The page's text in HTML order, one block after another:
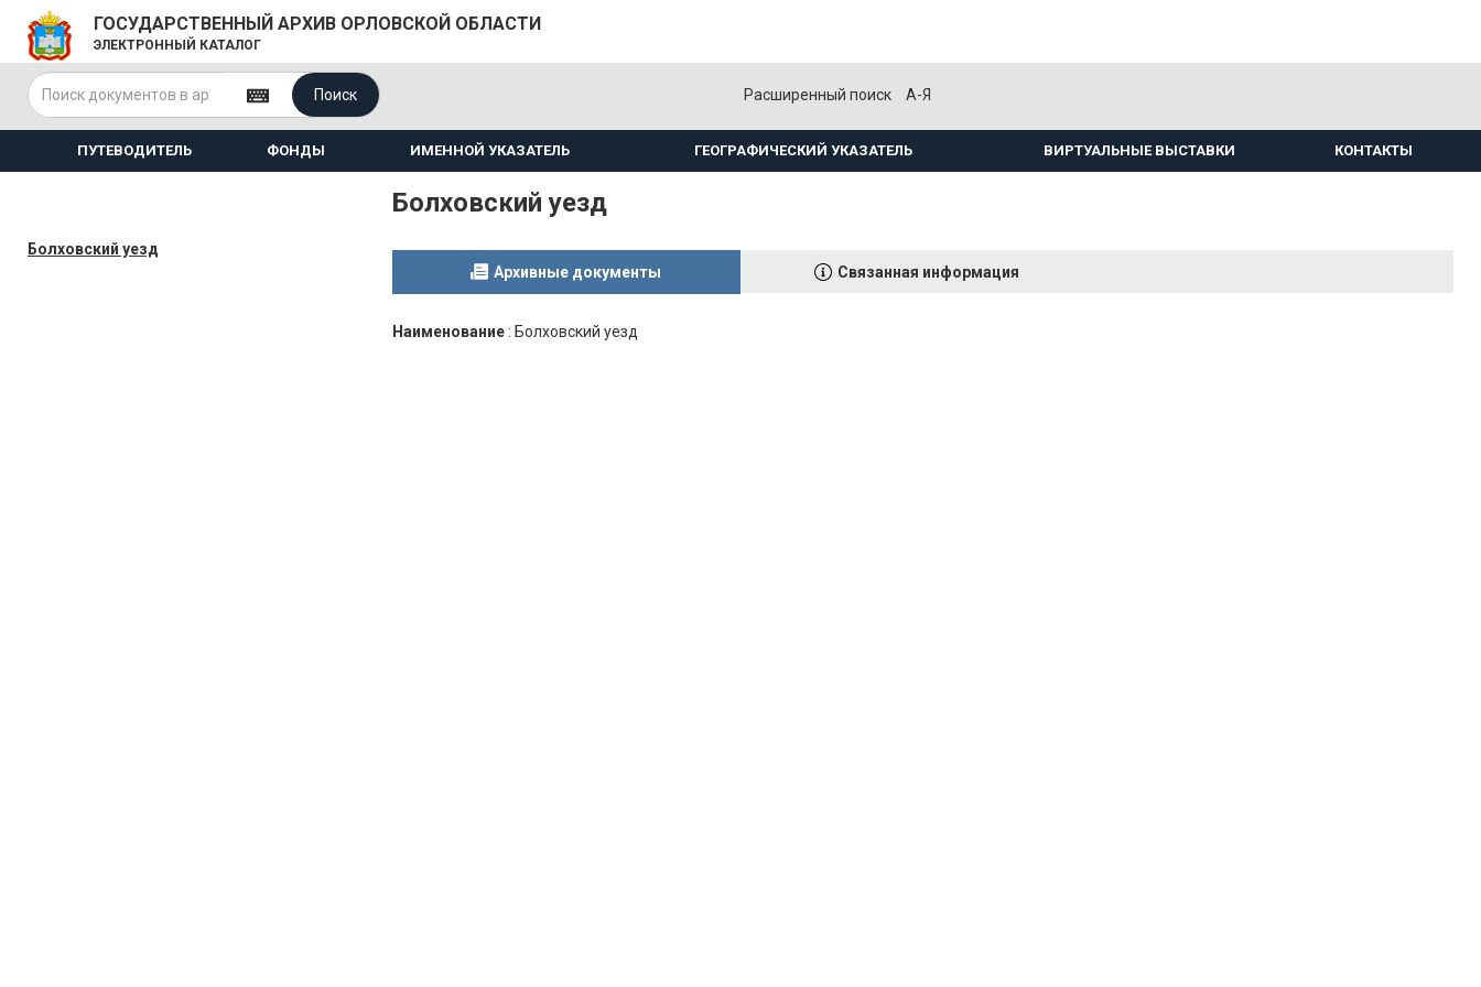
ГОСУДАРСТВЕННЫЙ АРХИВ ОРЛОВСКОЙ ОБЛАСТИ
ЭЛЕКТРОННЫЙ КАТАЛОГ
Поиск Расширенный поиск А-Я
ПУТЕВОДИТЕЛЬ ФОНДЫ ИМЕННОЙ УКАЗАТЕЛЬ ГЕОГРАФИЧЕСКИЙ УКАЗАТЕЛЬ ВИРТУАЛЬНЫЕ ВЫСТАВКИ КОНТАКТЫ
Болховский уезд
Болховский уезд
Архивные документы Связанная информация
Наименование : Болховский уезд